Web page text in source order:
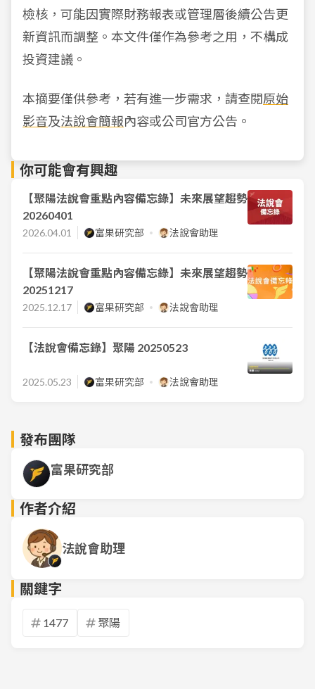
檢核，可能因實際財務報表或管理層後續公告更
新資訊而調整。本文件僅作為參考之用，不構成
投資建議。
本摘要僅供參考，若有進一步需求，請查閱原始
影音及法說會簡報內容或公司官方公告。
你可能會有興趣
【聚陽法說會重點內容備忘錄】未來展望趨勢
20260401
2026.04.01 富果研究部 法說會助理
【聚陽法說會重點內容備忘錄】未來展望趨勢
20251217
2025.12.17 富果研究部 法說會助理
【法說會備忘錄】聚陽 20250523
2025.05.23 富果研究部 法說會助理
發布團隊
富果研究部
作者介紹
法說會助理
關鍵字
1477 聚陽